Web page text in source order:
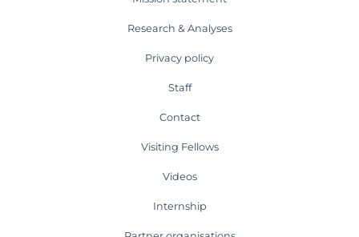
Research & Analyses
Privacy policy
Staff
Contact
Visiting Fellows
Videos
Internship